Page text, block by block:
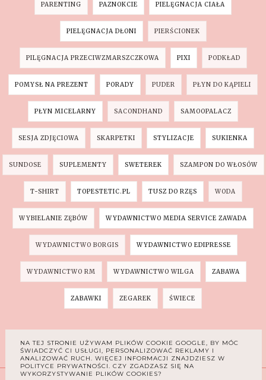
PARENTING PAZNOKCIE PIELĘGNACJA CIAŁA
PIELĘGNACJA DŁONI PIERŚCIONEK
PILĘGNACJA PRZECIWZMARSZCZKOWA PIXI PODKŁAD
POMYSŁ NA PREZENT PORADY PUDER PŁYN DO KĄPIELI
PŁYN MICELARNY SACONDHAND SAMOOPALACZ
SESJA ZDJĘCIOWA SKARPETKI STYLIZACJE SUKIENKA
SUNDOSE SUPLEMENTY SWETEREK SZAMPON DO WŁOSÓW
T-SHIRT TOPESTETIC.PL TUSZ DO RZĘS WODA
WYBIELANIE ZĘBÓW WYDAWNICTWO MEDIA SERVICE ZAWADA
WYDAWNICTWO BORGIS WYDAWNICTWO EDIPRESSE
WYDAWNICTWO RM WYDAWNICTWO WILGA ZABAWA
ZABAWKI ZEGAREK ŚWIECE
INSTAGRAM
NA TEJ STRONIE UŻYWAM PLIKÓW COOKIE GOOGLE, BY MÓC
ŚWIADCZYĆ CI USŁUGI, PERSONALIZOWAĆ REKLAMY I
ANALIZOWAĆ RUCH. WIĘCEJ INFORMACJI ZNAJDZIESZ W
POLITYCE PRYWATNOŚCI. CZY ZGADZASZ SIĘ NA
WYKORZYSTYWANIE PLIKÓW COOKIES?